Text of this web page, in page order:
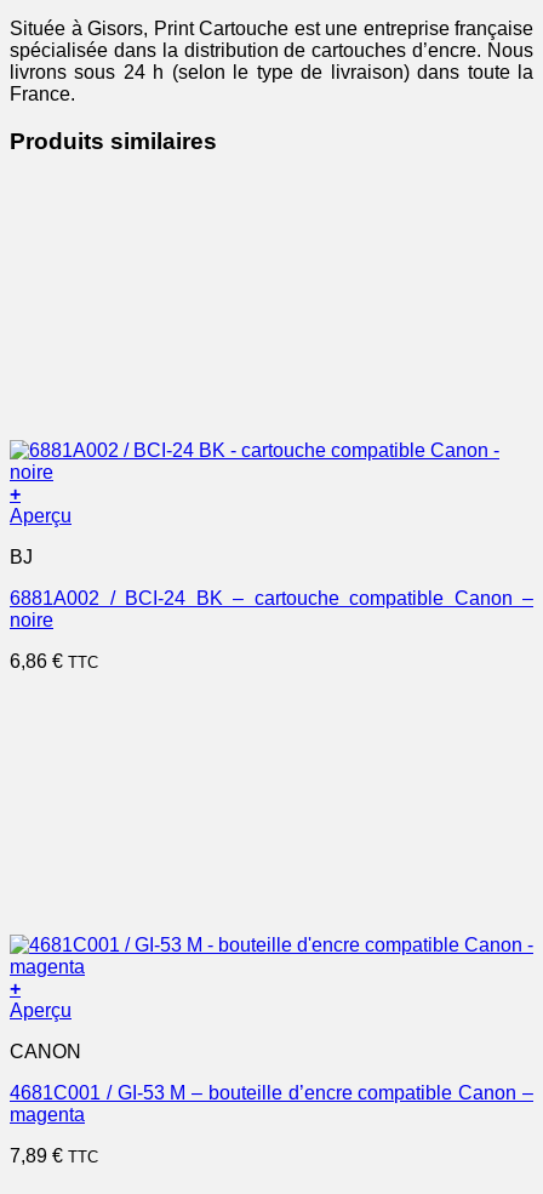
Située à Gisors, Print Cartouche est une entreprise française
spécialisée dans la distribution de cartouches d’encre. Nous
livrons sous 24 h (selon le type de livraison) dans toute la
France.
Produits similaires
+
Aperçu
BJ
6881A002 / BCI-24 BK – cartouche compatible Canon –
noire
6,86 € TTC
+
Aperçu
CANON
4681C001 / GI-53 M – bouteille d’encre compatible Canon –
magenta
7,89 € TTC